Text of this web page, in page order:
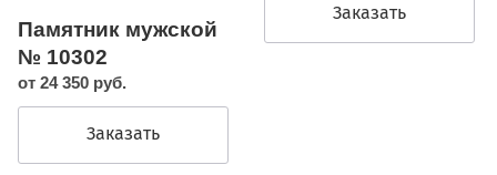
Памятник мужской
№ 10302
от 24 350 руб.
Заказать
Заказать